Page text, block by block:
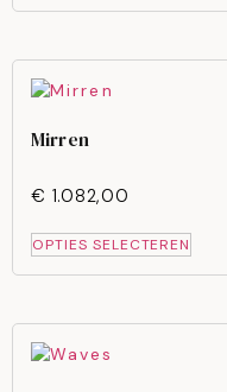
Mirren
€ 1.082,00
OPTIES SELECTEREN